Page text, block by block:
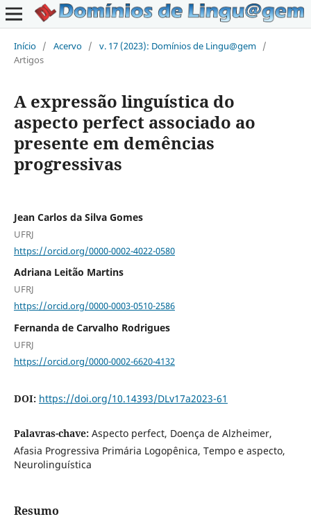
Início / Acervo / v. 17 (2023): Domínios de Lingu@gem /
Artigos
A expressão linguística do
aspecto perfect associado ao
presente em demências
progressivas
Jean Carlos da Silva Gomes
UFRJ
https://orcid.org/0000-0002-4022-0580
Adriana Leitão Martins
UFRJ
https://orcid.org/0000-0003-0510-2586
Fernanda de Carvalho Rodrigues
UFRJ
https://orcid.org/0000-0002-6620-4132
DOI: https://doi.org/10.14393/DLv17a2023-61
Palavras-chave: Aspecto perfect, Doença de Alzheimer,
Afasia Progressiva Primária Logopênica, Tempo e aspecto,
Neurolinguística
Resumo